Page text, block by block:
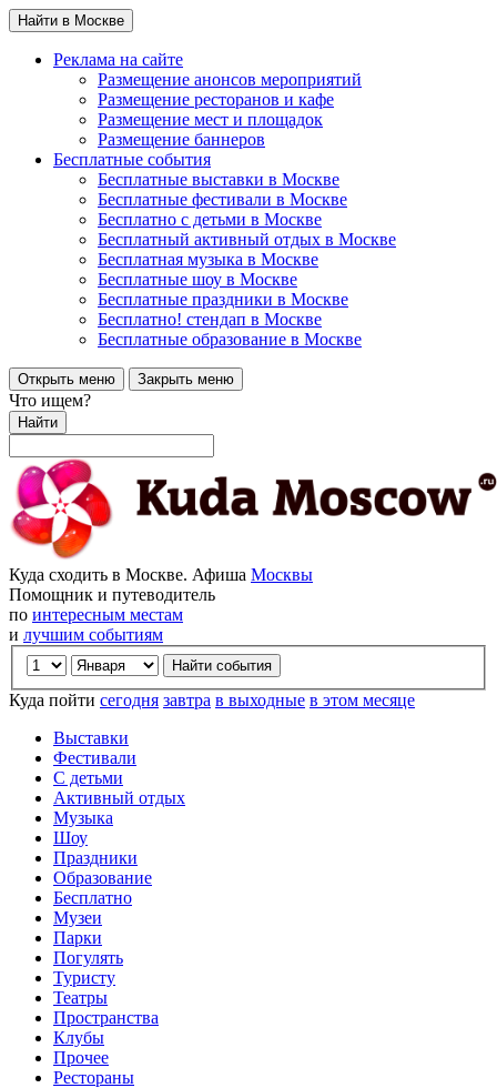
Найти в Москве
Реклама на сайте
Размещение анонсов мероприятий
Размещение ресторанов и кафе
Размещение мест и площадок
Размещение баннеров
Бесплатные события
Бесплатные выставки в Москве
Бесплатные фестивали в Москве
Бесплатно с детьми в Москве
Бесплатный активный отдых в Москве
Бесплатная музыка в Москве
Бесплатные шоу в Москве
Бесплатные праздники в Москве
Бесплатно! стендап в Москве
Бесплатные образование в Москве
Открыть меню Закрыть меню
Что ищем?
Найти
Куда сходить в Москве. Афиша Москвы
Помощник и путеводитель
по интересным местам
и лучшим событиям
Куда пойти сегодня завтра в выходные в этом месяце
Выставки
Фестивали
С детьми
Активный отдых
Музыка
Шоу
Праздники
Образование
Бесплатно
Музеи
Парки
Погулять
Туристу
Театры
Пространства
Клубы
Прочее
Рестораны